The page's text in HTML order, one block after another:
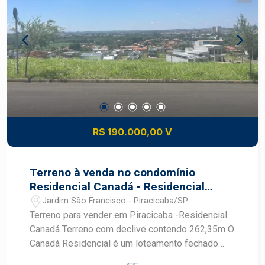
R$ 190.000,00 V
Terreno à venda no condomínio
Residencial Canadá - Residencial
Canadá
Jardim São Francisco - Piracicaba/SP
Terreno para vender em Piracicaba -Residencial
Canadá Terreno com declive contendo 262,35m O
Canadá Residencial é um loteamento fechado